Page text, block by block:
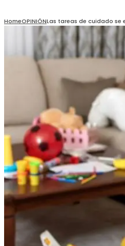
HomeOPINIÓNLas tareas de cuidado se